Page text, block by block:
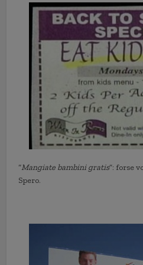
“Mangiate bambini gratis”: forse
Spero.